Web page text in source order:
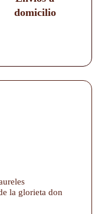
domicilio
la glorieta don